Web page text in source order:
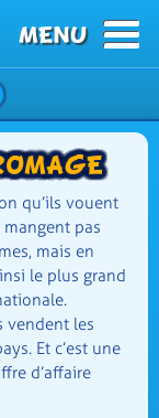
MENU
qu’ils vouent
pas
mais en
le plus grand
vendent les
Et c’est une
d’affaire